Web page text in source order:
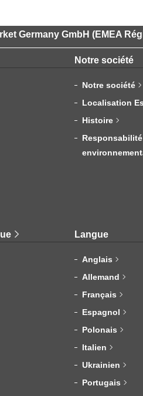
Germany GmbH (EMEA
Notre société
Notre société
Localisation
Histoire
Langue
Anglais
Allemand
Français
Espagnol
Polonais
Italien
Ukrainien
Portugais